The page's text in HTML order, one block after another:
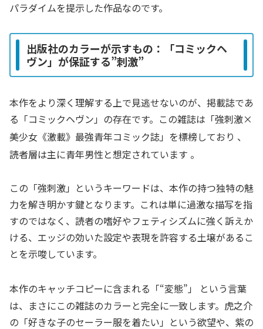
パラダイムを提示した作品なのです。
出版社のカラーが示すもの：「コミックヘ
ヴン」が保証する”刺激”
本作をより深く理解する上で見逃せないのが、掲載誌であ
る「コミックヘヴン」の存在です。この雑誌は「強刺激×
美少女《激載》最強青年コミック誌」を標榜しており 、
読者層は主に青年男性と想定されています 。
この「強刺激」というキーワードは、本作の持つ独特の魅
力を解き明かす鍵となります。これは単に過激な描写を指
すのではなく、読者の嗜好やフェティシズムに強く訴えか
ける、エッジの効いた設定や表現を許容する土壌があるこ
とを示唆しています。
本作のキャッチコピーに含まれる「“変態”」
という言葉
は、まさにこの雑誌のカラーと完全に一致します。虎之介
の「好きな子のセーラー服を着たい」という欲望や、紫の